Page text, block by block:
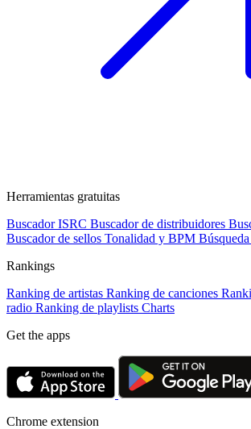
Herramientas gratuitas
Buscador ISRC Buscador de distribuidores
Buscador de sellos Tonalidad y BPM
Rankings
Ranking de artistas Ranking de canciones
radio Ranking de playlists Charts
Get the apps
Chrome extension